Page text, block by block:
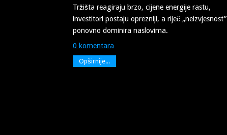
Tržišta reagiraju brzo, cijene energije rastu,
investitori postaju oprezniji, a riječ „neizvjesnost”
ponovno dominira naslovima.
0 komentara
Opširnije...